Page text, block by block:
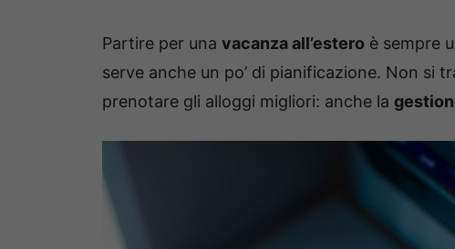
Partire per una vacanza all’estero è sempre
serve anche un po’ di pianificazione. Non si
prenotare gli alloggi migliori: anche la